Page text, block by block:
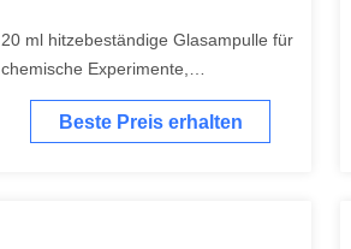
20 ml hitzebeständige Glasampulle für
chemische Experimente,
Ampullenfläschchen
Beste Preis erhalten